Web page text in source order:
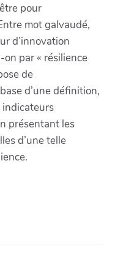
pour
mot galvaudé,
d’innovation
par « résilience
de
d’une définition,
indicateurs
présentant les
d’une telle